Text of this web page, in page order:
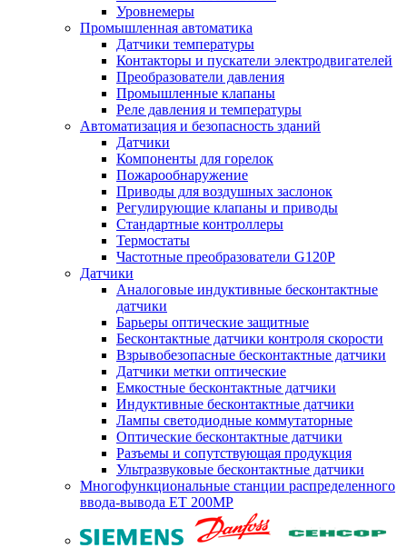
Уровнемеры
Промышленная автоматика
Датчики температуры
Контакторы и пускатели электродвигателей
Преобразователи давления
Промышленные клапаны
Реле давления и температуры
Автоматизация и безопасность зданий
Датчики
Компоненты для горелок
Пожарообнаружение
Приводы для воздушных заслонок
Регулирующие клапаны и приводы
Стандартные контроллеры
Термостаты
Частотные преобразователи G120P
Датчики
Аналоговые индуктивные бесконтактные
датчики
Барьеры оптические защитные
Бесконтактные датчики контроля скорости
Взрывобезопасные бесконтактные датчики
Датчики метки оптические
Емкостные бесконтактные датчики
Индуктивные бесконтактные датчики
Лампы светодиодные коммутаторные
Оптические бесконтактные датчики
Разъемы и сопутствующая продукция
Ультразвуковые бесконтактные датчики
Многофункциональные станции распределенного
ввода-вывода ET 200MP